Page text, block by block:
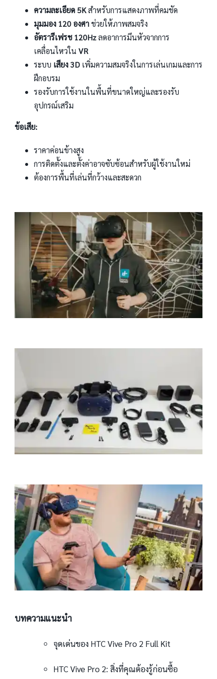
ความละเอียด 5Kสำหรับการแสดงภาพที่คมชัด
มุมมอง 120 องศาช่วยให้ภาพสมจริง
อัตรารีเฟรช 120Hzลดอาการมึนหัวจากการ
เคลื่อนไหวใน VR
ระบบ เสียง 3Dเพิ่มความสมจริงในการเล่นเกมและการ
ฝึกอบรม
รองรับการใช้งานในพื้นที่ขนาดใหญ่และรองรับ
อุปกรณ์เสริม
ข้อเสีย:
ราคาค่อนข้างสูง
การติดตั้งและตั้งค่าอาจซับซ้อนสำหรับผู้ใช้งานใหม่
ต้องการพื้นที่เล่นที่กว้างและสะดวก
บทความแนะนำ
จุดเด่นของ HTC Vive Pro 2 Full Kit
HTC Vive Pro 2: สิ่งที่คุณต้องรู้ก่อนซื้อ